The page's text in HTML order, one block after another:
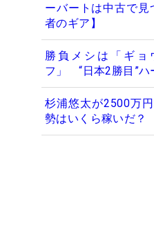
ーバートは中古で見
者のギア】
勝負メシは「ギョ
フ」 “日本2勝目”ハ
杉浦悠太が2500万
勢はいくら稼いだ？